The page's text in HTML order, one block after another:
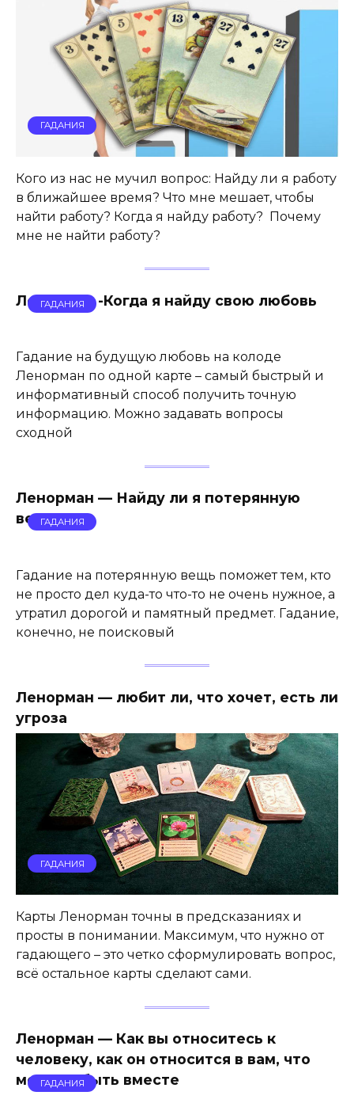
ГАДАНИЯ
Кого из нас не мучил вопрос: Найду ли я работу
в ближайшее время? Что мне мешает, чтобы
найти работу? Когда я найду работу? Почему
мне не найти работу?
Ленорман -Когда я найду свою любовь
ГАДАНИЯ
Гадание на будущую любовь на колоде
Ленорман по одной карте – самый быстрый и
информативный способ получить точную
информацию. Можно задавать вопросы
сходной
Ленорман — Найду ли я потерянную
вещьГАДАНИЯ
Гадание на потерянную вещь поможет тем, кто
не просто дел куда-то что-то не очень нужное, а
утратил дорогой и памятный предмет. Гадание,
конечно, не поисковый
Ленорман — любит ли, что хочет, есть ли
угроза
ГАДАНИЯ
Карты Ленорман точны в предсказаниях и
просты в понимании. Максимум, что нужно от
гадающего – это четко сформулировать вопрос,
всё остальное карты сделают сами.
Ленорман — Как вы относитесь к
человеку, как он относится в вам, что
мешает быть вместе
ГАДАНИЯ